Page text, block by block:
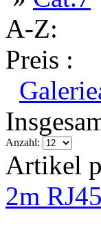
A-Z:
Preis :
Anzahl:
Artikel
2m